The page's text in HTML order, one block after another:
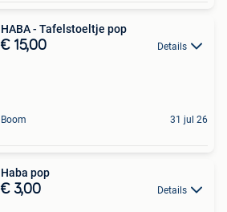
HABA - Tafelstoeltje pop
€ 15,00 Details
Boom 31 jul 26
Haba pop
€ 3,00 Details